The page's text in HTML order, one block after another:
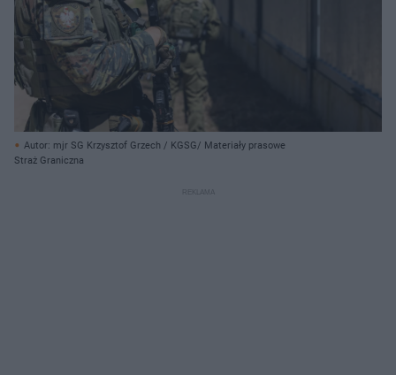
Autor: mjr SG Krzysztof Grzech / KGSG/ Materiały prasowe
Straż Graniczna